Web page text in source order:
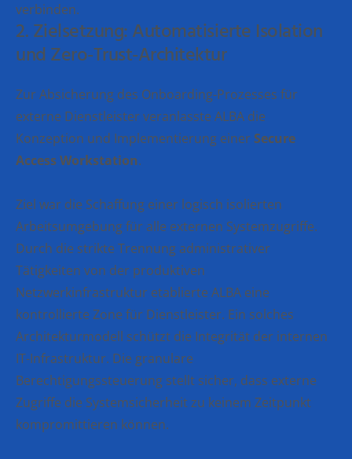
verbinden.
2. Zielsetzung: Automatisierte Isolation
und Zero-Trust-Architektur
Zur Absicherung des Onboarding-Prozesses für
externe Dienstleister veranlasste ALBA die
Konzeption und Implementierung einer Secure
Access Workstation.
Ziel war die Schaffung einer logisch isolierten
Arbeitsumgebung für alle externen Systemzugriffe.
Durch die strikte Trennung administrativer
Tätigkeiten von der produktiven
Netzwerkinfrastruktur etablierte ALBA eine
kontrollierte Zone für Dienstleister. Ein solches
Architekturmodell schützt die Integrität der internen
IT-Infrastruktur. Die granulare
Berechtigungssteuerung stellt sicher, dass externe
Zugriffe die Systemsicherheit zu keinem Zeitpunkt
kompromittieren können.